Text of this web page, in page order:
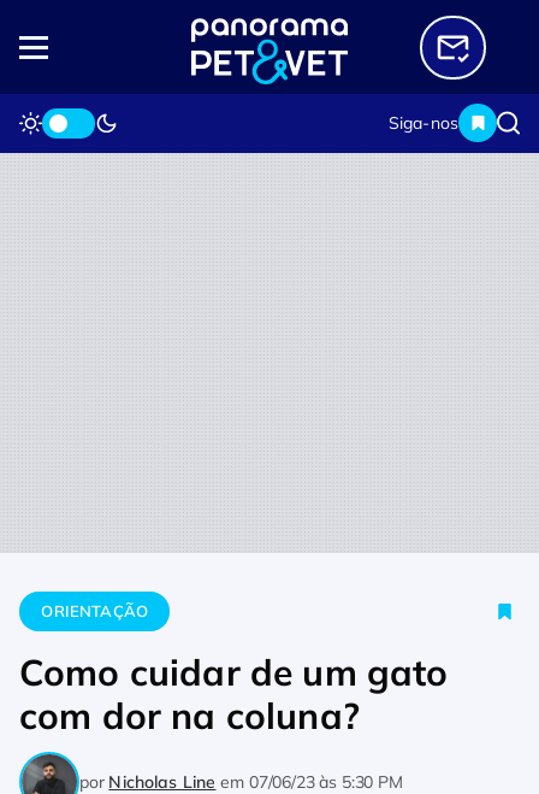
Siga-nos
Home Orientação Como cuidar de um gato com dor na
ORIENTAÇÃO
Como cuidar de um gato
com dor na coluna?
por Nicholas Line em 07/06/23 às 5:30 PM